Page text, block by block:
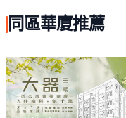
同區華廈推薦